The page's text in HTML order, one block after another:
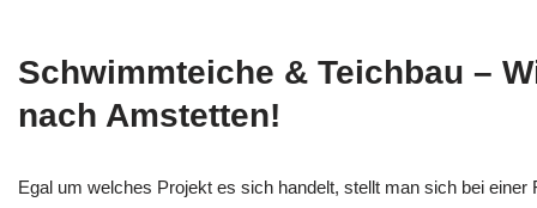
Schwimmteiche & Teichbau –
nach Amstetten!
Egal um welches Projekt es sich handelt, stellt man sich bei einer